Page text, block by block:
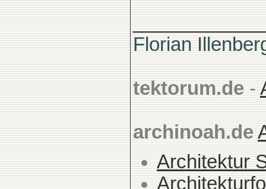
Florian
tektorum.de -
archinoah.de
Architektur